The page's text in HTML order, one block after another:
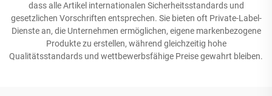
dass alle Artikel internationalen Sicherheitsstandards und
gesetzlichen Vorschriften entsprechen. Sie bieten oft Private-Label-
Dienste an, die Unternehmen ermöglichen, eigene markenbezogene
Produkte zu erstellen, während gleichzeitig hohe
Qualitätsstandards und wettbewerbsfähige Preise gewahrt bleiben.